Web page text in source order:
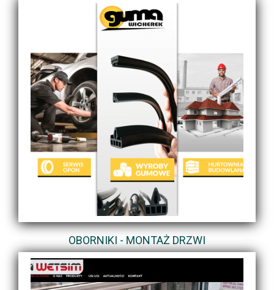
OBORNIKI - MONTAŻ DRZWI